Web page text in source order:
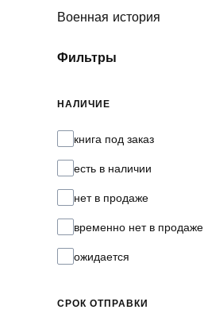
Военная история
Фильтры
НАЛИЧИЕ
Наличие
книга под заказ
есть в наличии
нет в продаже
временно нет в продаже
ожидается
СРОК ОТПРАВКИ